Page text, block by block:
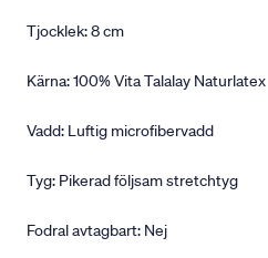
Tjocklek: 8 cm
Kärna: 100% Vita Talalay Naturlatex
Vadd: Luftig microfibervadd
Tyg: Pikerad följsam stretchtyg
Fodral avtagbart: Nej